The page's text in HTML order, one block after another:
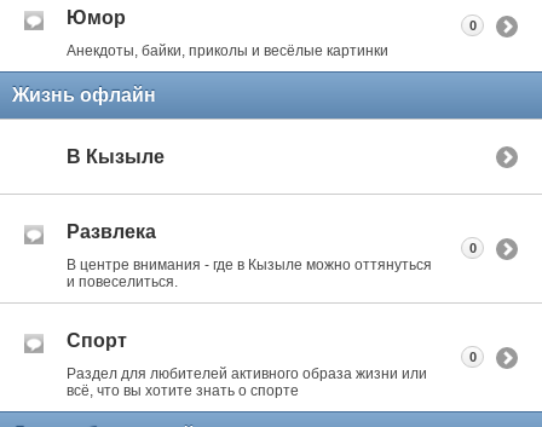
Юмор
Анекдоты, байки, приколы и весёлые картинки
0
Жизнь офлайн
В Кызыле
Развлека
В центре внимания - где в Кызыле можно оттянуться
и повеселиться.
0
Спорт
Раздел для любителей активного образа жизни или
всё, что вы хотите знать о спорте
0